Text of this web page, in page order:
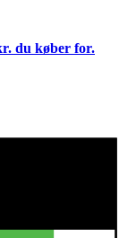
du køber for.